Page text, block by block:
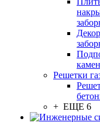
Решетки
+ ЕЩЕ 6